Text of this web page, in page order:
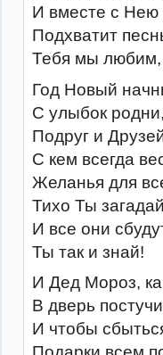
И вместе с Нею
Подхватит
Тебя мы
Год Новый
С улыбок
Подруг и
С кем всегда
Желанья для
Тихо Ты
И все они
Ты так и знай!
И Дед Мороз,
В дверь
И чтобы